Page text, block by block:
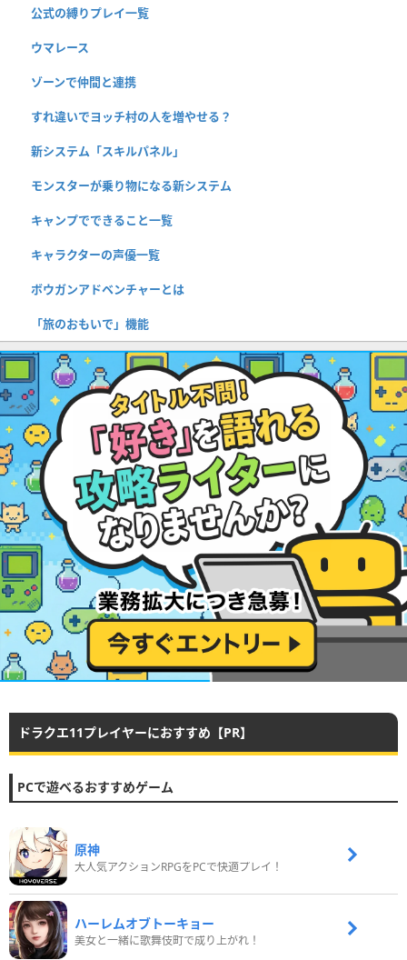
公式の縛りプレイ一覧
ウマレース
ゾーンで仲間と連携
すれ違いでヨッチ村の人を増やせる？
新システム「スキルパネル」
モンスターが乗り物になる新システム
キャンプでできること一覧
キャラクターの声優一覧
ボウガンアドベンチャーとは
「旅のおもいで」機能
ドラクエ11プレイヤーにおすすめ【PR】
PCで遊べるおすすめゲーム
原神
大人気アクションRPGをPCで快適プレイ！
ハーレムオブトーキョー
美女と一緒に歌舞伎町で成り上がれ！